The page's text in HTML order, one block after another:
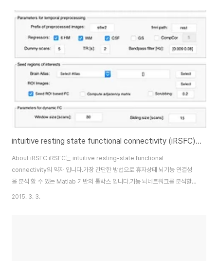
서 추정되는 파라미터이며, $E_i$는 에러를 의미한다. 이때 contrast는
$c'B$를 통해서 계산된다. 뇌영상 데이터에서 $c$는 보통 행벡터(column
vector)를 의미하고, $c$를 통해서 다양한 contrasts로 결과를 확인할 수
있다. 벡터 $c$는 contrasts의 가중치..
intuitive resting state functional connectivity (iRSFC) toolbox
About iRSFC iRSFC는 intuitive resting-state functional
connectivity의 약자 입니다.가장 간단한 방법으로 휴자상태 뇌기능 연결성
을 분석 할 수 있는 Matlab 기반의 툴박스 입니다.기능 뇌네트워크를 분석할
수 있는 프로그램들을 이미 많이 있습니다. 하지만, 너무 많은 기능이 들어 있어
2015. 3. 3.